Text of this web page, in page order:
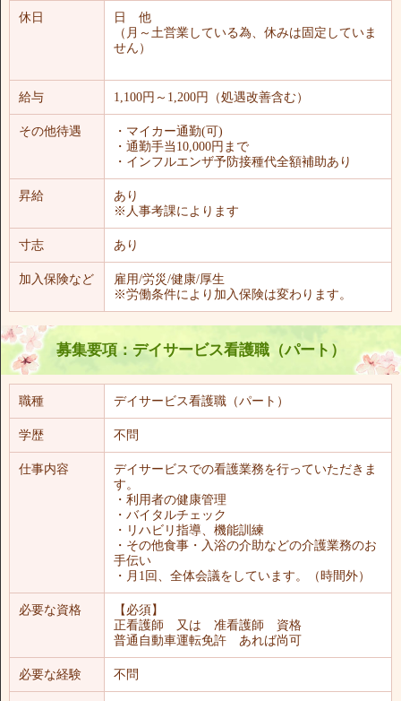
休日
日 他
（月～土営業している為、休みは固定していま
せん）
給与 1,100円～1,200円（処遇改善含む）
その他待遇
・マイカー通勤(可)
・通勤手当10,000円まで
・インフルエンザ予防接種代全額補助あり
昇給
あり
※人事考課によります
寸志 あり
加入保険など
雇用/労災/健康/厚生
※労働条件により加入保険は変わります。
募集要項：デイサービス看護職（パート）
職種 デイサービス看護職（パート）
学歴 不問
仕事内容
デイサービスでの看護業務を行っていただきま
す。
・利用者の健康管理
・バイタルチェック
・リハビリ指導、機能訓練
・その他食事・入浴の介助などの介護業務のお
手伝い
・月1回、全体会議をしています。（時間外）
必要な資格
【必須】
正看護師 又は 准看護師 資格
普通自動車運転免許 あれば尚可
必要な経験 不問